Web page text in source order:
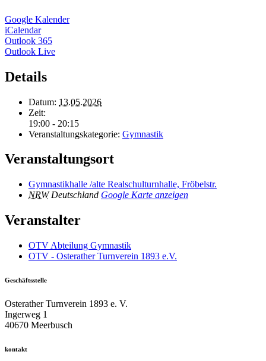
Google Kalender
iCalendar
Outlook 365
Outlook Live
Details
Datum: 13.05.2026
Zeit:
19:00 - 20:15
Veranstaltungskategorie: Gymnastik
Veranstaltungsort
Gymnastikhalle /alte Realschulturnhalle, Fröbelstr.
NRW Deutschland Google Karte anzeigen
Veranstalter
OTV Abteilung Gymnastik
OTV - Osterather Turnverein 1893 e.V.
Geschäftsstelle
Osterather Turnverein 1893 e. V.
Ingerweg 1
40670 Meerbusch
kontakt